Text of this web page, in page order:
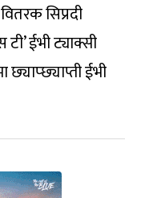
सिप्रदी
ईभी ट्याक्सी
ईभी